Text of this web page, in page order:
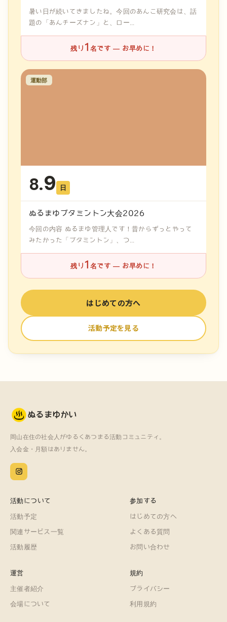
暑い日が続いてきましたね。今回のあんこ研究会は、話
題の「あんチーズナン」と、ロー...
残り 1 名です — お早めに！
運動部
8.9 日
ぬるまゆブタミントン大会2026
今回の内容 ぬるまゆ管理人です！昔からずっとやって
みたかった「ブタミントン」、つ...
残り 1 名です — お早めに！
はじめての方へ
活動予定を見る
ぬるまゆかい
岡山在住の社会人がゆるくあつまる活動コミュニティ。
入会金・月額はありません。
活動について
活動予定
関連サービス一覧
活動履歴
参加する
はじめての方へ
よくある質問
お問い合わせ
運営
主催者紹介
会場について
規約
プライバシー
利用規約